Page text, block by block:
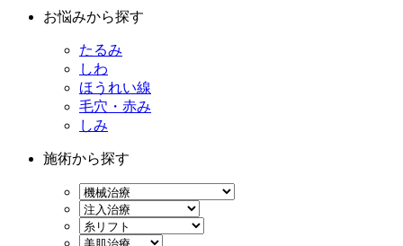
お悩みから探す
たるみ
しわ
ほうれい線
毛穴・赤み
しみ
施術から探す